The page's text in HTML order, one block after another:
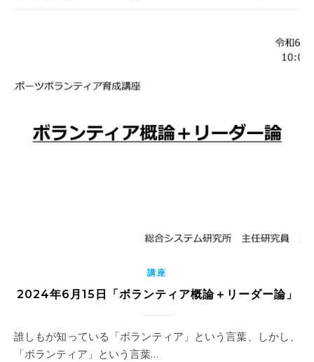
講座
2024年6月15日「ボランティア概論＋リーダー論」
誰しもが知っている「ボランティア」という言葉、しかし、
「ボランティア」という言葉…